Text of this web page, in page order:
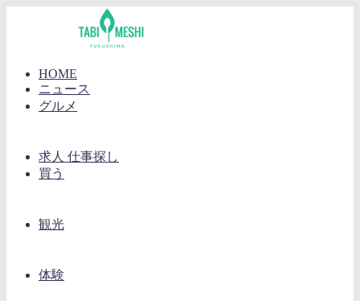
HOME
ニュース
グルメ
求人 仕事探し
買う
観光
体験